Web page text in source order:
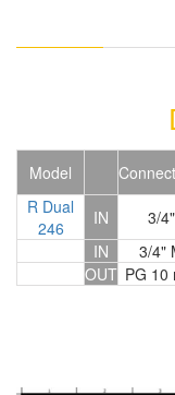
Model
R Dual
246
IN
3/4"
IN
3/4"
OUT PG 10